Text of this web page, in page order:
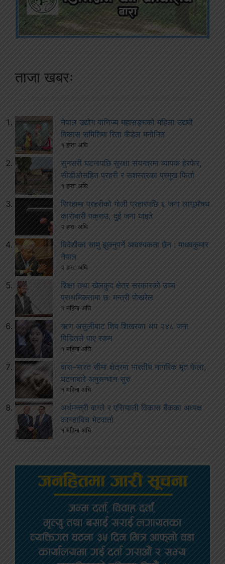
ताजा खबरः
नेपाल उद्योग वाणिज्य महासङ्घको महिला उद्यमी
विकास समितिमा रिता कँडेल मनोनित
१ हप्ता अघि
सुनसरी घटनापछि सुरक्षा संयन्त्रमा व्यापक हेरफेर,
सीडीओसहित प्रहरी र सशस्त्रका प्रमुख फिर्ता
१ हप्ता अघि
सिरहामा प्रहरीको गोली प्रहारपछि ६ जना लागूऔषध
कारोबारी पक्राउ, दुई जना घाइते
२ हप्ता अघि
विदेशीका सामु झुक्नुपर्ने आवश्यकता छैन : माधवकुमार
नेपाल
२ हप्ता अघि
शिक्षा तथा खेलकुद क्षेत्र सरकारको उच्च
प्राथमिकतामा छः मन्त्री पोखरेल
१ महिना अघि
ऋण असुलीबाट शिव शिखरका थप २४८ जना
पिडितले पाए रकम
१ महिना अघि
बारा–भारत सीमा क्षेत्रमा भारतीय नागरिक मृत फेला,
घटनाबारे अनुसन्धान सुरु
१ महिना अघि
अर्थमन्त्री वाग्ले र एसियाली विकास बैंकका अध्यक्ष
कान्डाबिच भेटवार्ता
१ महिना अघि